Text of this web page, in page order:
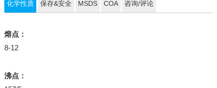
化学性质 保存&安全 MSDS COA 咨询/评论
熔点：
8-12
沸点：